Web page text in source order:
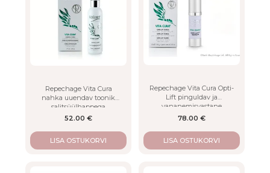
Repechage Vita Cura
nahka uuendav toonik
salitsüülhappega
52.00 €
LISA OSTUKORVI
Repechage Vita Cura Opti-
Lift pinguldav ja
vananemisvastane
seerum
78.00 €
LISA OSTUKORVI